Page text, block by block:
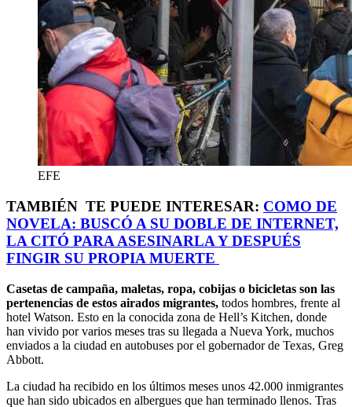
EFE
TAMBIÉN TE PUEDE INTERESAR: COMO DE
NOVELA: BUSCÓ A SU DOBLE DE INTERNET,
LA CITÓ PARA ASESINARLA Y DESPUÉS
FINGIR SU PROPIA MUERTE
Casetas de campaña, maletas, ropa, cobijas o bicicletas son las
pertenencias de estos airados migrantes, todos hombres, frente al
hotel Watson. Esto en la conocida zona de Hell’s Kitchen, donde
han vivido por varios meses tras su llegada a Nueva York, muchos
enviados a la ciudad en autobuses por el gobernador de Texas, Greg
Abbott.
La ciudad ha recibido en los últimos meses unos 42.000 inmigrantes
que han sido ubicados en albergues que han terminado llenos. Tras